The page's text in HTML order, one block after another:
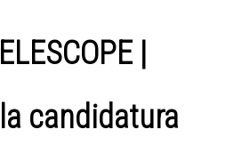
|
candidatura